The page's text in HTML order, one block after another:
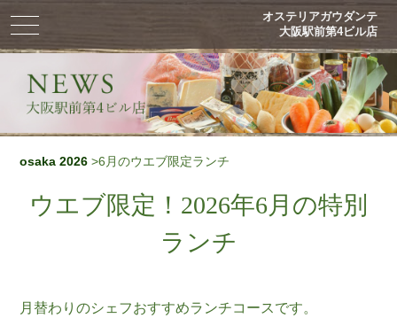
オステリアガウダンテ
大阪駅前第4ビル店
toggle
navigation
osaka 2026 >6月のウエブ限定ランチ
ウエブ限定！2026年6月の特別
ランチ
月替わりのシェフおすすめランチコースです。